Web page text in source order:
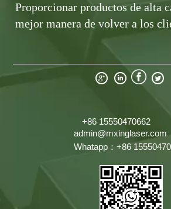
Proporcionar productos de alta
mejor manera de volver a los
   
+86 15550470662
admin@mxinglaser.com
Whatapp：+86